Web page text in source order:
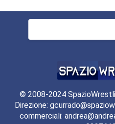
© 2008-2024
Direzione:
commerciali: